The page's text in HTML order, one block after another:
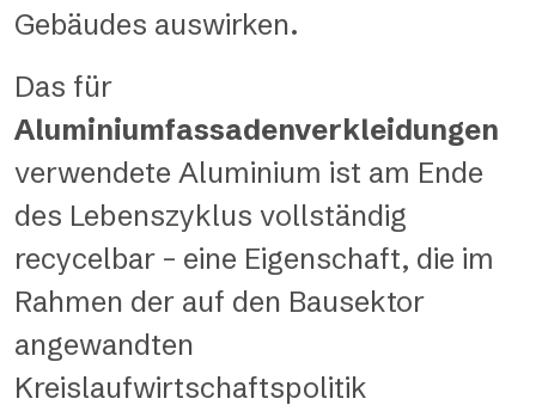
Gebäudes auswirken.
Das für
Aluminiumfassadenverkleidungen
verwendete Aluminium ist am Ende
des Lebenszyklus vollständig
recycelbar – eine Eigenschaft, die im
Rahmen der auf den Bausektor
angewandten
Kreislaufwirtschaftspolitik